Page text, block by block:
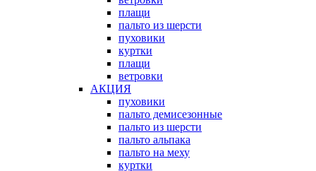
плащи
пальто из шерсти
пуховики
куртки
плащи
ветровки
АКЦИЯ
пуховики
пальто демисезонные
пальто из шерсти
пальто альпака
пальто на меху
куртки